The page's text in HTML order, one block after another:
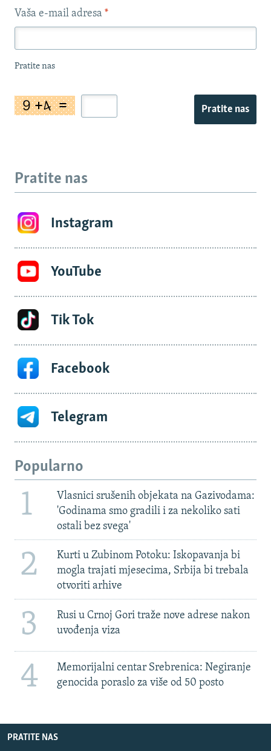
Vaša e-mail adresa *
Pratite nas
Pratite nas
Pratite nas
Instagram
YouTube
Tik Tok
Facebook
Telegram
Popularno
1
Vlasnici srušenih objekata na Gazivodama:
'Godinama smo gradili i za nekoliko sati
ostali bez svega'
2
Kurti u Zubinom Potoku: Iskopavanja bi
mogla trajati mjesecima, Srbija bi trebala
otvoriti arhive
3
Rusi u Crnoj Gori traže nove adrese nakon
uvođenja viza
4
Memorijalni centar Srebrenica: Negiranje
genocida poraslo za više od 50 posto
PRATITE NAS